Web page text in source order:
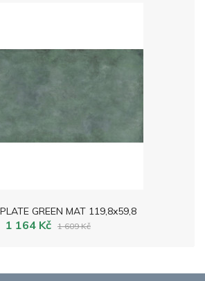
GREEN MAT 119,8x59,8
1 164 Kč 1 609 Kč